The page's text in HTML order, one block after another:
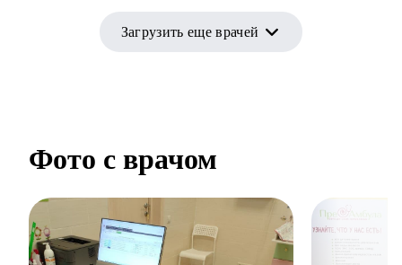
Загрузить еще врачей
Фото с врачом